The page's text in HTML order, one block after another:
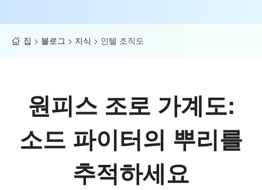
집 > 블로그 > 지식 > 인텔 조직도
원피스 조로 가계도:
소드 파이터의 뿌리를
추적하세요